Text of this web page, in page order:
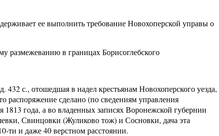
ее выполнить требование Новохоперской управы о
в границах Борисоглебского
432 с., отошедшая в надел крестьянам Новохоперского уезда,
распоряжение сделано (по сведениям управления
года, а во владенных записях Воронежской губернии
Свинцовки (Жуликово тож) и Сосновки, дача эта
ти и даже 40 верстном расстоянии.